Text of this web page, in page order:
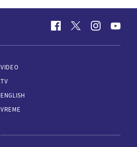
VIDEO
TV
ENGLISH
VREME